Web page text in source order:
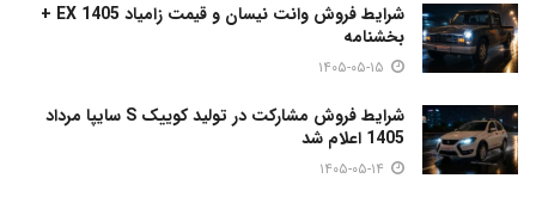
شرایط فروش وانت نیسان و قیمت زامیاد EX 1405 +
بخشنامه
شرایط فروش مشارکت در تولید کوییک S سایپا مرداد
1405 اعلام شد